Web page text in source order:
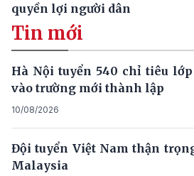
quyền lợi người dân
Tin mới
Hà Nội tuyển 540 chỉ tiêu
vào trường mới thành lập
10/08/2026
Đội tuyển Việt Nam thận
Malaysia